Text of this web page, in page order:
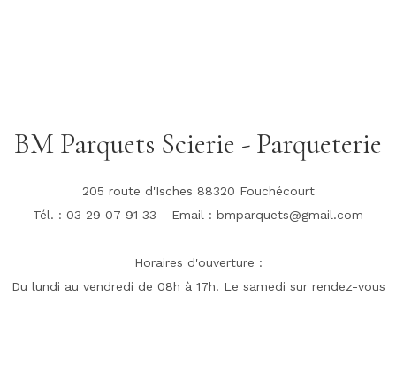
BM Parquets Scierie - Parqueterie
205 route d'Isches 88320 Fouchécourt
Tél. : 03 29 07 91 33 - Email : bmparquets@gmail.com
Horaires d'ouverture :
Du lundi au vendredi de 08h à 17h. Le samedi sur rendez-vous